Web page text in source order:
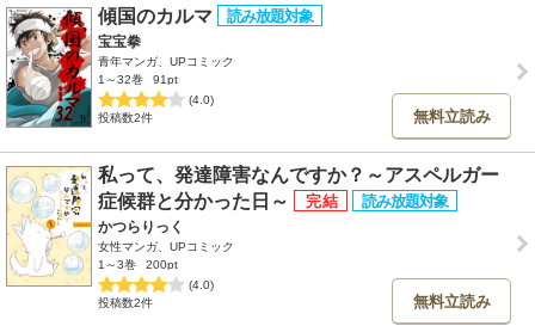
傾国のカルマ
宝宝拳
青年マンガ、UPコミック
1～32巻
91pt
(4.0)
投稿数2件
無料立読み
私って、発達障害なんですか？～アスペルガー
症候群と分かった日～
かつらりっく
女性マンガ、UPコミック
1～3巻
200pt
(4.0)
投稿数2件
無料立読み